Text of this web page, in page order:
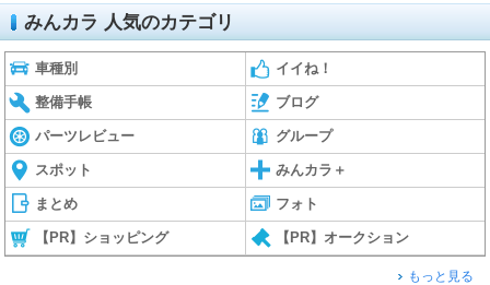
みんカラ 人気のカテゴリ
車種別 イイね！
整備手帳 ブログ
パーツレビュー グループ
スポット みんカラ＋
まとめ フォト
【PR】ショッピング 【PR】オークション
もっと見る